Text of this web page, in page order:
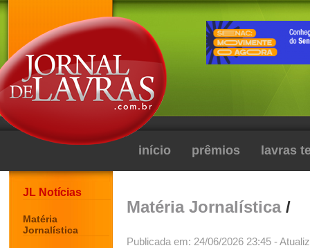
início prêmios lavras
JL Notícias
Matéria
Jornalística
Matéria Jornalística/
Publicada em: 24/06/2026 23:45 -